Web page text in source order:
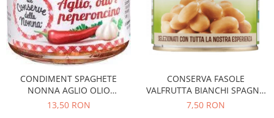
CONDIMENT SPAGHETE
NONNA AGLIO OLIO
PEPERONCINO 90G
13,50 RON
CONSERVA FASOLE
VALFRUTTA BIANCHI SPAGNA
400G
7,50 RON